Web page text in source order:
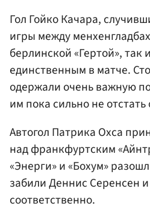
Гол Гойко Качара,
игры между
берлинской «Гертой», так
единственным в матче.
одержали очень важную
им пока сильно не
Автогол Патрика Охса
над франкфуртским
«Энерги» и «Бохум»
забили Деннис Серенсен
соответственно.